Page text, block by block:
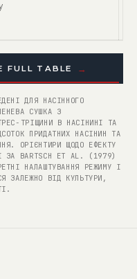
FULL TABLE →
ДЛЯ НАСІННОГО
СУШКА З
В НАСІНИНІ ТА
ПРИДАТНИХ НАСІНИН ТА
ОРІЄНТИРИ ЩОДО ЕФЕКТУ
ЗА BARTSCH ET AL. (1979)
НАЛАШТУВАННЯ РЕЖИМУ І
ЗАЛЕЖНО ВІД КУЛЬТУРИ,